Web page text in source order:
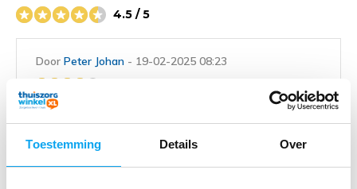
Toestemming Details Over
4.5 / 5
Door Peter Johan - 19-02-2025 08:23
Kwaliteit mag wel wat beter. Materiaal is stug, maar
verder een prima product.